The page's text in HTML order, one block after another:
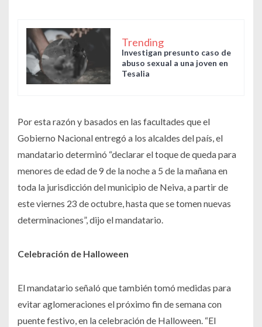
Trending
Investigan presunto caso de
abuso sexual a una joven en
Tesalia
Por esta razón y basados en las facultades que el
Gobierno Nacional entregó a los alcaldes del país, el
mandatario determinó “declarar el toque de queda para
menores de edad de 9 de la noche a 5 de la mañana en
toda la jurisdicción del municipio de Neiva, a partir de
este viernes 23 de octubre, hasta que se tomen nuevas
determinaciones”, dijo el mandatario.
Celebración de Halloween
El mandatario señaló que también tomó medidas para
evitar aglomeraciones el próximo fin de semana con
puente festivo, en la celebración de Halloween. “El